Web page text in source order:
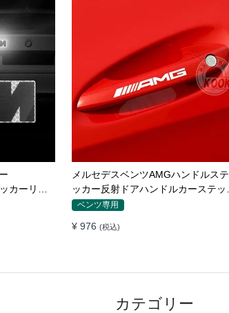
飾ストリ
止
BMW Mエンブレム バッチ ロゴX1X3
X5 X6GTワードマークGTシリーズX
シリーズリアラベルBMWリアラベル
BMW専用
¥ 2,032 (税込)
カテゴリー